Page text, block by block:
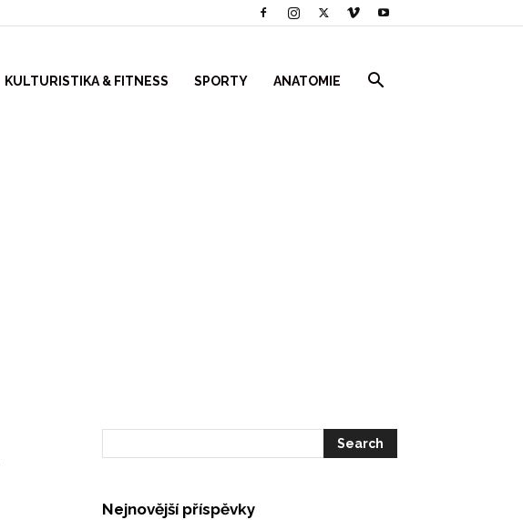
KULTURISTIKA & FITNESS SPORTY ANATOMIE
Nejnovější příspěvky